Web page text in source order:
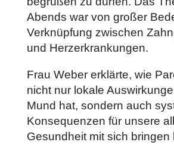
Abends war von großer
Verknüpfung zwischen
und Herzerkrankungen.
Frau Weber erklärte, wie
nicht nur lokale
Mund hat, sondern auch
Konsequenzen für unsere
Gesundheit mit sich bringen